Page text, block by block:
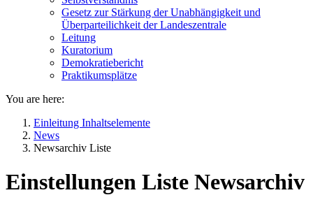
Gesetz zur Stärkung der Unabhängigkeit und
Überparteilichkeit der Landeszentrale
Leitung
Kuratorium
Demokratiebericht
Praktikumsplätze
You are here:
Einleitung Inhaltselemente
News
Newsarchiv Liste
Einstellungen Liste Newsarchiv